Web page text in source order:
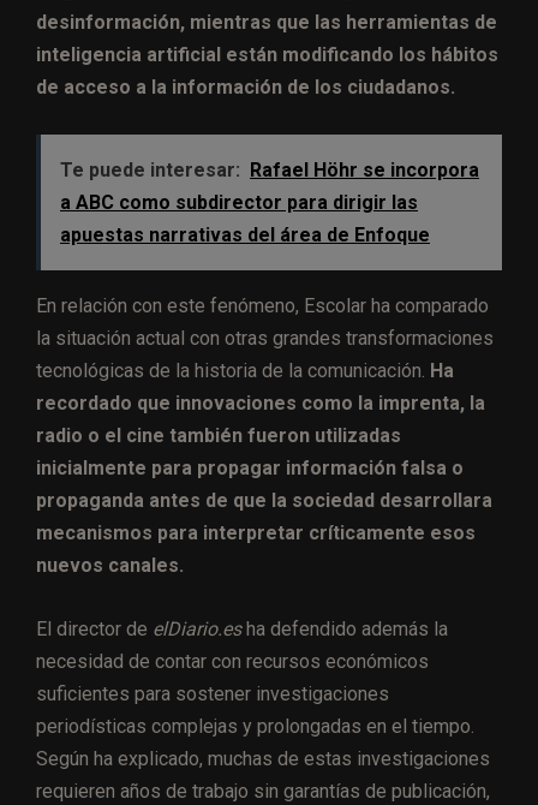
desinformación, mientras que las herramientas de
inteligencia artificial están modificando los hábitos
de acceso a la información de los ciudadanos.
Te puede interesar:
Rafael Höhr se incorpora
a ABC como subdirector para dirigir las
apuestas narrativas del área de Enfoque
En relación con este fenómeno, Escolar ha comparado
la situación actual con otras grandes transformaciones
tecnológicas de la historia de la comunicación. Ha
recordado que innovaciones como la imprenta, la
radio o el cine también fueron utilizadas
inicialmente para propagar información falsa o
propaganda antes de que la sociedad desarrollara
mecanismos para interpretar críticamente esos
nuevos canales.
El director de elDiario.esha defendido además la
necesidad de contar con recursos económicos
suficientes para sostener investigaciones
periodísticas complejas y prolongadas en el tiempo.
Según ha explicado, muchas de estas investigaciones
requieren años de trabajo sin garantías de publicación,